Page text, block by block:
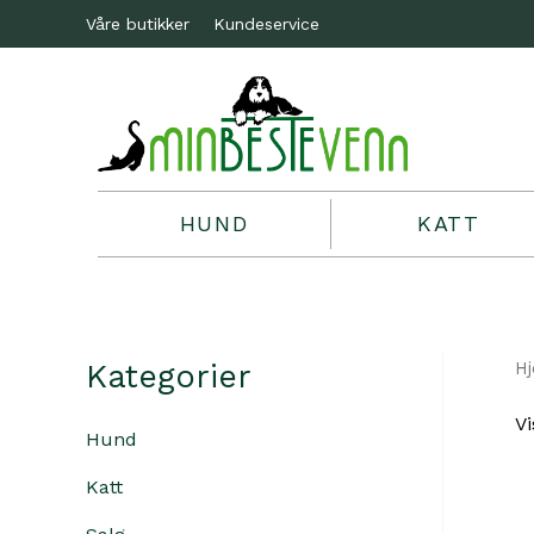
Våre butikker Kundeservice
HUND KATT
Kategorier
Hund
Katt